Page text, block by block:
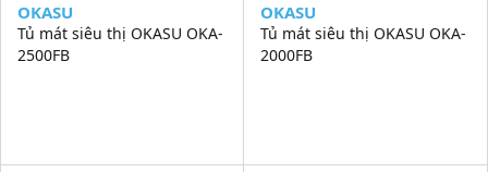
OKASU
Tủ mát siêu thị OKASU OKA-
2500FB
OKASU
Tủ mát siêu thị OKASU OKA-
2000FB